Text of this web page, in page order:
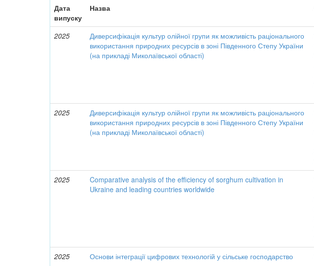
Дата
випуску
Назва
2025
Диверсифікація культур олійної групи як можливість раціонального
використання природних ресурсів в зоні Південного Степу України
(на прикладі Миколаївської області)
2025
Диверсифікація культур олійної групи як можливість раціонального
використання природних ресурсів в зоні Південного Степу України
(на прикладі Миколаївської області)
2025
Comparative analysis of the efficiency of sorghum cultivation in
Ukraine and leading countries worldwide
2025
Основи інтеграції цифрових технологій у сільське господарство